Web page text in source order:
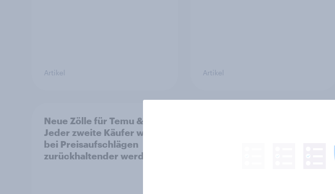
Artikel Artikel
Neue Zölle für Temu & Co.:
Jeder zweite Käufer würde
bei Preisaufschlägen
zurückhaltender werden
Lebensmitteleinzelhandel